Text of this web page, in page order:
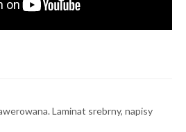
Laminat srebrny, napisy